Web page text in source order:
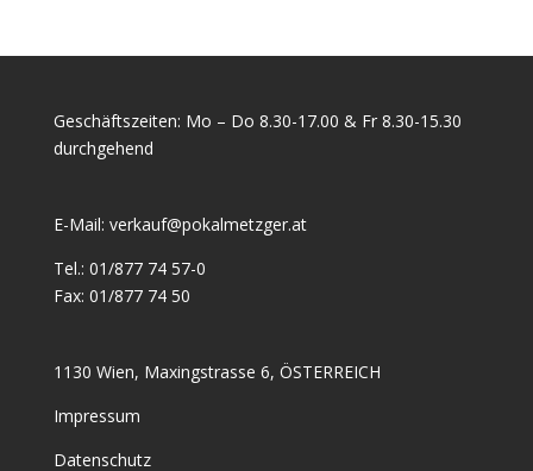
Geschäftszeiten: Mo – Do 8.30-17.00 & Fr 8.30-15.30
durchgehend
E-Mail: verkauf@pokalmetzger.at
Tel.: 01/877 74 57-0
Fax: 01/877 74 50
1130 Wien, Maxingstrasse 6, ÖSTERREICH
Impressum
Datenschutz